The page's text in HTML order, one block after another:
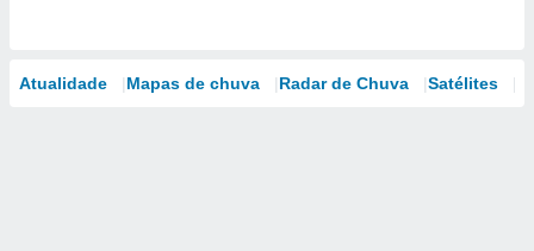
Atualidade Mapas de chuva Radar de Chuva Satélites